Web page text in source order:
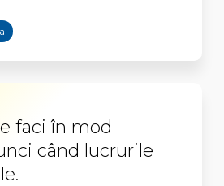
faci în mod
când lucrurile